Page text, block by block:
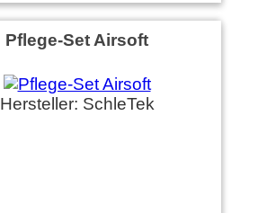
Pflege-Set Airsoft
Hersteller: SchleTek